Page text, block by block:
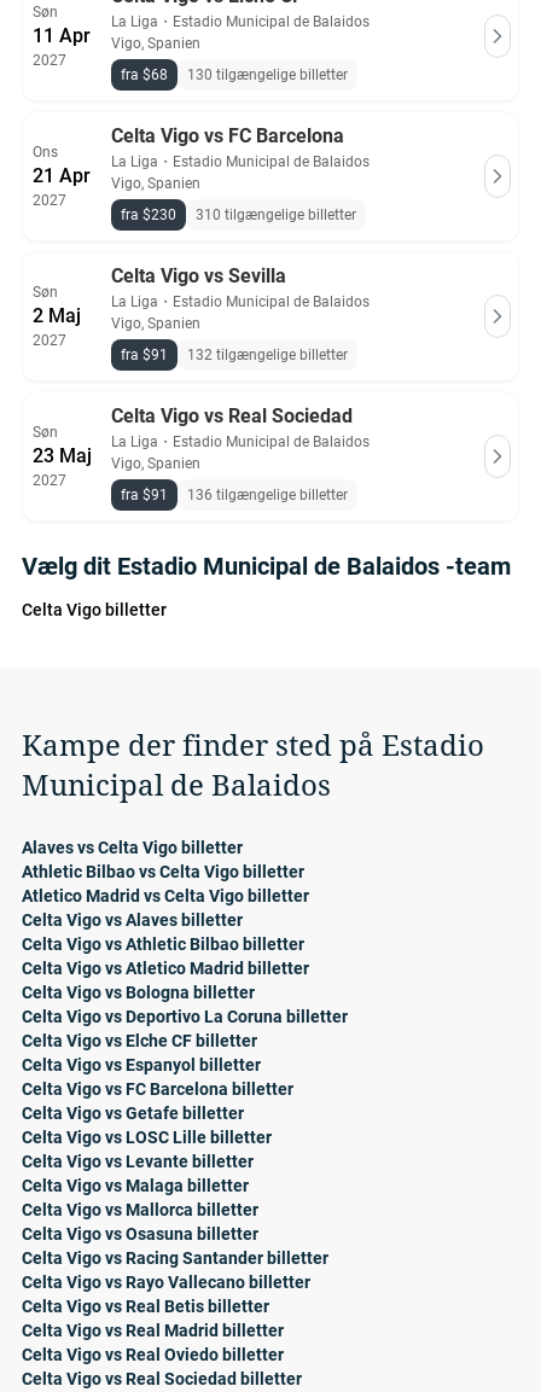
Søn
11 Apr
2027
La Liga ・ Estadio Municipal de Balaidos
Vigo, Spanien
fra $68
130 tilgængelige billetter
Ons
21 Apr
2027
Celta Vigo vs FC Barcelona
La Liga ・ Estadio Municipal de Balaidos
Vigo, Spanien
fra $230
310 tilgængelige billetter
Søn
2 Maj
2027
Celta Vigo vs Sevilla
La Liga ・ Estadio Municipal de Balaidos
Vigo, Spanien
fra $91
132 tilgængelige billetter
Søn
23 Maj
2027
Celta Vigo vs Real Sociedad
La Liga ・ Estadio Municipal de Balaidos
Vigo, Spanien
fra $91
136 tilgængelige billetter
Vælg dit Estadio Municipal de Balaidos -team
Celta Vigo billetter
Kampe der finder sted på Estadio
Municipal de Balaidos
Alaves vs Celta Vigo billetter
Athletic Bilbao vs Celta Vigo billetter
Atletico Madrid vs Celta Vigo billetter
Celta Vigo vs Alaves billetter
Celta Vigo vs Athletic Bilbao billetter
Celta Vigo vs Atletico Madrid billetter
Celta Vigo vs Bologna billetter
Celta Vigo vs Deportivo La Coruna billetter
Celta Vigo vs Elche CF billetter
Celta Vigo vs Espanyol billetter
Celta Vigo vs FC Barcelona billetter
Celta Vigo vs Getafe billetter
Celta Vigo vs LOSC Lille billetter
Celta Vigo vs Levante billetter
Celta Vigo vs Malaga billetter
Celta Vigo vs Mallorca billetter
Celta Vigo vs Osasuna billetter
Celta Vigo vs Racing Santander billetter
Celta Vigo vs Rayo Vallecano billetter
Celta Vigo vs Real Betis billetter
Celta Vigo vs Real Madrid billetter
Celta Vigo vs Real Oviedo billetter
Celta Vigo vs Real Sociedad billetter